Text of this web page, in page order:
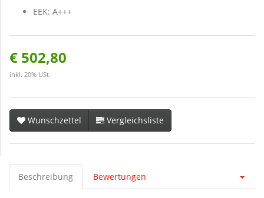
EEK: A+++
€ 502,80
inkl. 20% USt.
Wunschzettel Vergleichsliste
Beschreibung Bewertungen